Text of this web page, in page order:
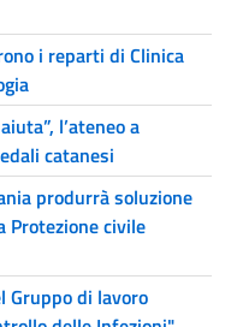
i reparti di Clinica
l’ateneo a
catanesi
produrrà soluzione
civile
Gruppo di lavoro